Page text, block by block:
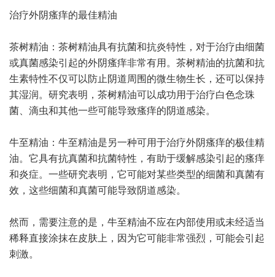
治疗外阴瘙痒的最佳精油
茶树精油：茶树精油具有抗菌和抗炎特性，对于治疗由细菌
或真菌感染引起的外阴瘙痒非常有用。茶树精油的抗菌和抗
生素特性不仅可以防止阴道周围的微生物生长，还可以保持
其湿润。研究表明，茶树精油可以成功用于治疗白色念珠
菌、滴虫和其他一些可能导致瘙痒的阴道感染。
牛至精油：牛至精油是另一种可用于治疗外阴瘙痒的极佳精
油。它具有抗真菌和抗菌特性，有助于缓解感染引起的瘙痒
和炎症。一些研究表明，它可能对某些类型的细菌和真菌有
效，这些细菌和真菌可能导致阴道感染。
然而，需要注意的是，牛至精油不应在内部使用或未经适当
稀释直接涂抹在皮肤上，因为它可能非常强烈，可能会引起
刺激。